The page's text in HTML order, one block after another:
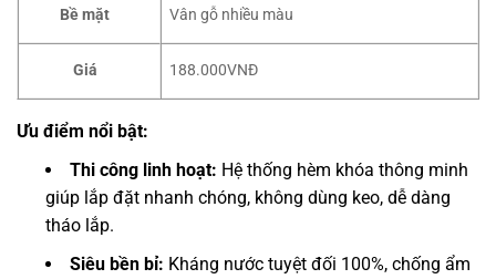
Bề mặt Vân gỗ nhiều màu
Giá 188.000VNĐ
Ưu điểm nổi bật:
Thi công linh hoạt: Hệ thống hèm khóa thông minh
giúp lắp đặt nhanh chóng, không dùng keo, dễ dàng
tháo lắp.
Siêu bền bỉ: Kháng nước tuyệt đối 100%, chống ẩm